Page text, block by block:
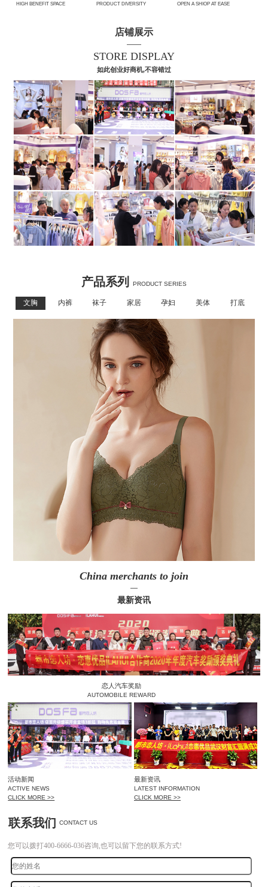
HIGH BENEFIT SPACE
PRODUCT DIVERSITY
OPEN A SHIOP AT EASE
店铺展示
——
STORE DISPLAY
如此创业好商机,不容错过
产品系列 PRODUCT SERIES
文胸 内裤 袜子 家居 孕妇 美体 打底
China merchants to join
—
最新资讯
恋人汽车奖励
AUTOMOBILE REWARD
活动新闻
ACTIVE NEWS
CLICK MORE >>
最新资讯
LATEST INFORMATION
CLICK MORE >>
联系我们 CONTACT US
您可以拨打400-6666-036咨询,也可以留下您的联系方式!